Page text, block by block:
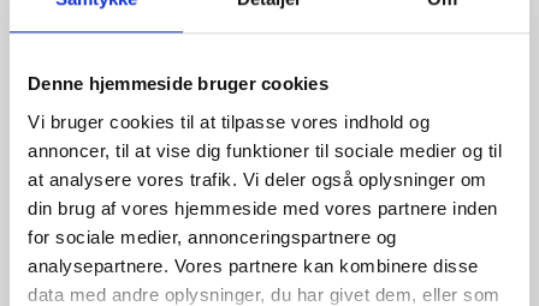
Denne hjemmeside bruger cookies
Vi bruger cookies til at tilpasse vores indhold og
annoncer, til at vise dig funktioner til sociale medier og til
at analysere vores trafik. Vi deler også oplysninger om
din brug af vores hjemmeside med vores partnere inden
for sociale medier, annonceringspartnere og
analysepartnere. Vores partnere kan kombinere disse
data med andre oplysninger, du har givet dem, eller som
Sikre indgangspunkter
Tjek loftet for små huller og revner. Selv meget små
forsigtigt, men først efter at flagermusene er begyndt
at flytte sig, så de ikke bliver fanget indendørs.
Installer Gnaversirenen
Sæt enheden i loftets område, hvor dyrene oftest
opholder sig. Den kontinuerlige ultralyd får
flagermusene til at flytte sig uden brug af gift eller
fælder.